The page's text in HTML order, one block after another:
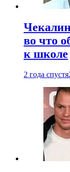
во что
к школе
2 года спустя